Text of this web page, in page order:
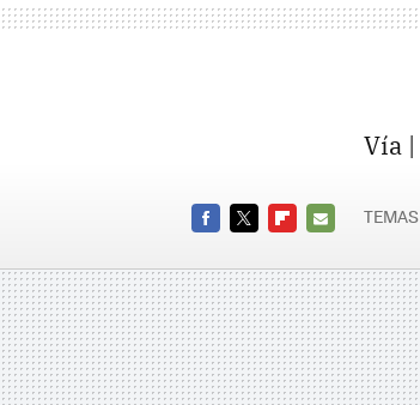
Vía |
MAIL
TEMAS